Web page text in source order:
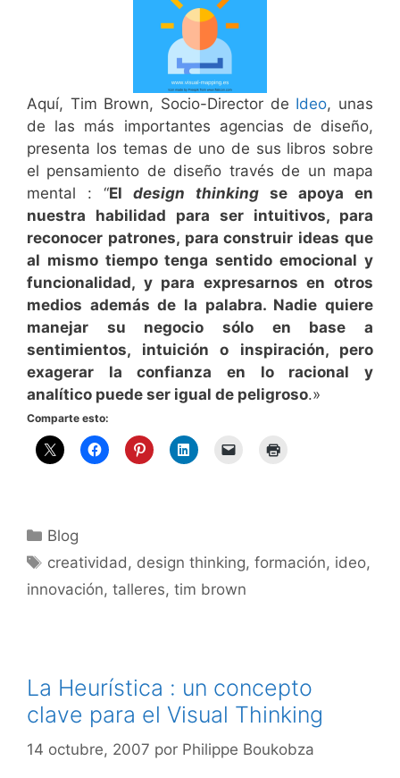
Aquí, Tim Brown, Socio-Director de Ideo, unas
de las más importantes agencias de diseño,
presenta los temas de uno de sus libros sobre
el pensamiento de diseño través de un mapa
mental : “El design thinking se apoya en
nuestra habilidad para ser intuitivos, para
reconocer patrones, para construir ideas que
al mismo tiempo tenga sentido emocional y
funcionalidad, y para expresarnos en otros
medios además de la palabra. Nadie quiere
manejar su negocio sólo en base a
sentimientos, intuición o inspiración, pero
exagerar la confianza en lo racional y
analítico puede ser igual de peligroso.»
Comparte esto:
Categorías
Blog
Etiquetas
creatividad, design thinking,formación, ideo,
innovación, talleres, tim brown
La Heurística : un concepto
clave para el Visual Thinking
14 octubre, 2007 por Philippe Boukobza